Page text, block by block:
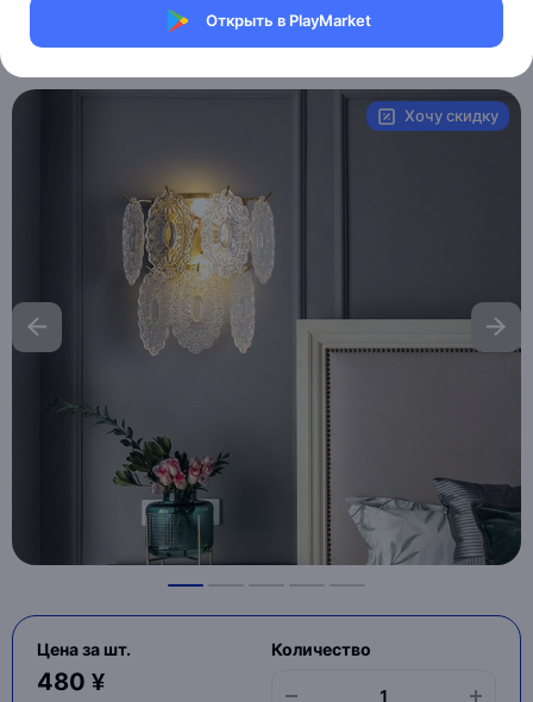
Открыть в PlayMarket
Магазин Table lamps
Артикул:MAI_HE_MAI_TOBIAS
Хочу скидку
Цена за шт.
480 ¥
Количество